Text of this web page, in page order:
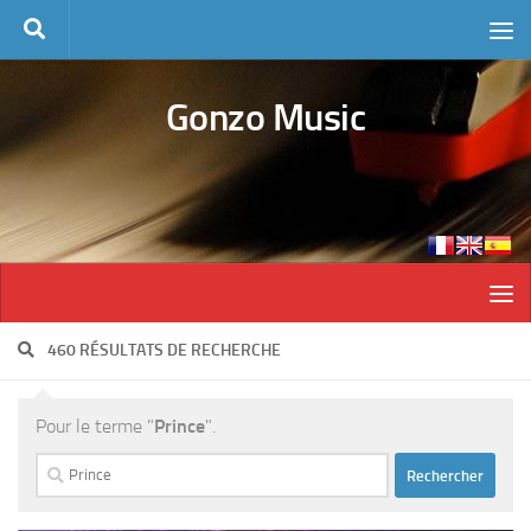
Skip to content
Gonzo Music
460 RÉSULTATS DE RECHERCHE
Pour le terme "Prince".
Rechercher :